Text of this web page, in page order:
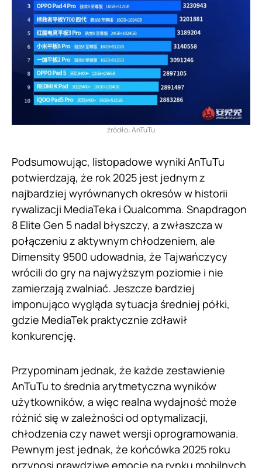
źródło: AnTuTu
Podsumowując, listopadowe wyniki AnTuTu
potwierdzają, że rok 2025 jest jednym z
najbardziej wyrównanych okresów w historii
rywalizacji MediaTeka i Qualcomma. Snapdragon
8 Elite Gen 5 nadal błyszczy, a zwłaszcza w
połączeniu z aktywnym chłodzeniem, ale
Dimensity 9500 udowadnia, że Tajwańczycy
wrócili do gry na najwyższym poziomie i nie
zamierzają zwalniać. Jeszcze bardziej
imponująco wygląda sytuacja średniej półki,
gdzie MediaTek praktycznie zdławił
konkurencję.
Przypominam jednak, że każde zestawienie
AnTuTu to średnia arytmetyczna wyników
użytkowników, a więc realna wydajność może
różnić się w zależności od optymalizacji,
chłodzenia czy nawet wersji oprogramowania.
Pewnym jest jednak, że końcówka 2025 roku
przynosi prawdziwe emocje na rynku mobilnych